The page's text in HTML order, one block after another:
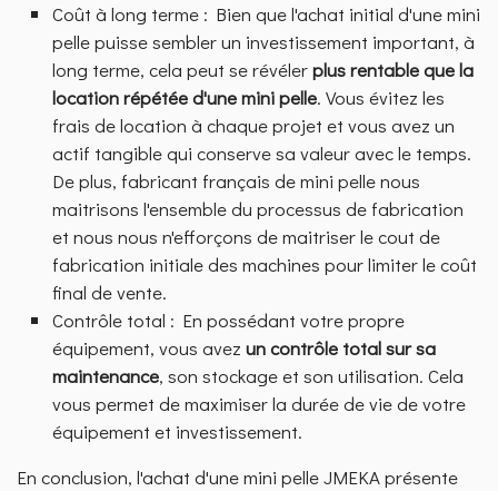
Coût à long terme : Bien que l'achat initial d'une mini
pelle puisse sembler un investissement important, à
long terme, cela peut se révélerplus rentable que la
location répétée d'une mini pelle. Vous évitez les
frais de location à chaque projet et vous avez un
actif tangible qui conserve sa valeur avec le temps.
De plus, fabricant français de mini pelle nous
maitrisons l'ensemble du processus de fabrication
et nous nous n'efforçons de maitriser le cout de
fabrication initiale des machines pour limiter le coût
final de vente.
Contrôle total : En possédant votre propre
équipement, vous avez un contrôle total sur sa
maintenance, son stockage et son utilisation. Cela
vous permet de maximiser la durée de vie de votre
équipement et investissement.
En conclusion, l'achat d'une mini pelle JMEKA présente